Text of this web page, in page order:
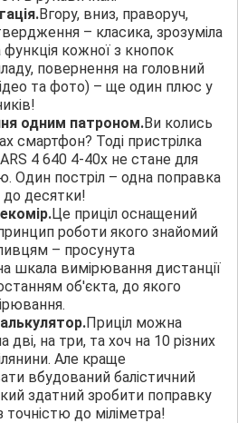
Вгору, вниз, праворуч,
– класика, зрозуміла
функція кожної з кнопок
повернення на головний
та фото) – ще один плюс у
одним патроном.Ви колись
смартфон? Тоді пристрілка
4 640 4-40x не стане для
Один постріл – одна поправка
до десятки!
Це приціл оснащений
роботи якого знайомий
– просунута
шкала вимірювання дистанції
об'єкта, до якого
Приціл можна
дві, на три, та хоч на 10 різних
Але краще
вбудований балістичний
здатний зробити поправку
точністю до міліметра!